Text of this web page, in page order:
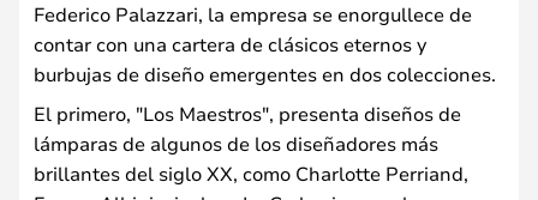
Federico Palazzari, la empresa se enorgullece de
contar con una cartera de clásicos eternos y
burbujas de diseño emergentes en dos colecciones.
El primero, "Los Maestros", presenta diseños de
lámparas de algunos de los diseñadores más
brillantes del siglo XX, como Charlotte Perriand,